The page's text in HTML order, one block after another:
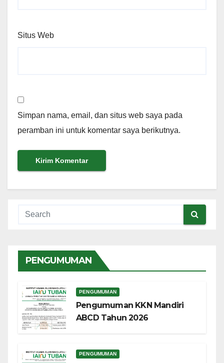
Situs Web
Simpan nama, email, dan situs web saya pada
peramban ini untuk komentar saya berikutnya.
PENGUMUMAN
PENGUMUMAN
Pengumuman KKN Mandiri
ABCD Tahun 2026
PENGUMUMAN